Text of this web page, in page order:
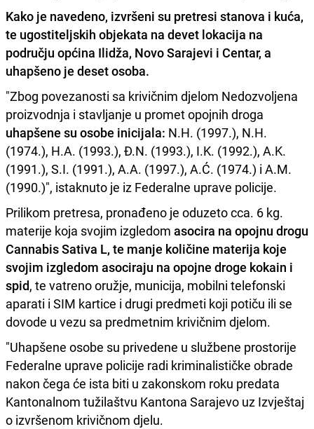
Kako je navedeno, izvršeni su pretresi stanova i kuća,
te ugostiteljskih objekata na devet lokacija na
području općina Ilidža, Novo Sarajevi i Centar, a
uhapšeno je deset osoba.
"Zbog povezanosti sa krivičnim djelom Nedozvoljena
proizvodnja i stavljanje u promet opojnih droga
uhapšene su osobe inicijala: N.H. (1997.), N.H.
(1974.), H.A. (1993.), Đ.N. (1993.), I.K. (1992.), A.K.
(1991.), S.I. (1991.), A.A. (1997.), A.Ć. (1974.) i A.M.
(1990.)", istaknuto je iz Federalne uprave policije.
Prilikom pretresa, pronađeno je oduzeto cca. 6 kg.
materije koja svojim izgledom asocira na opojnu drogu
Cannabis Sativa L, te manje količine materija koje
svojim izgledom asociraju na opojne droge kokain i
spid, te vatreno oružje, municija, mobilni telefonski
aparati i SIM kartice i drugi predmeti koji potiču ili se
dovode u vezu sa predmetnim krivičnim djelom.
"Uhapšene osobe su privedene u službene prostorije
Federalne uprave policije radi kriminalističke obrade
nakon čega će ista biti u zakonskom roku predata
Kantonalnom tužilaštvu Kantona Sarajevo uz Izvještaj
o izvršenom krivičnom djelu.